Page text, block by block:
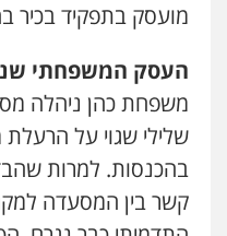
מועסק בתפקיד בכיר
העסק המשפחתי
משפחת כהן ניהלה
שלילי שגוי על הרעלת
בהכנסות. למרות
קשר בין המסעדה